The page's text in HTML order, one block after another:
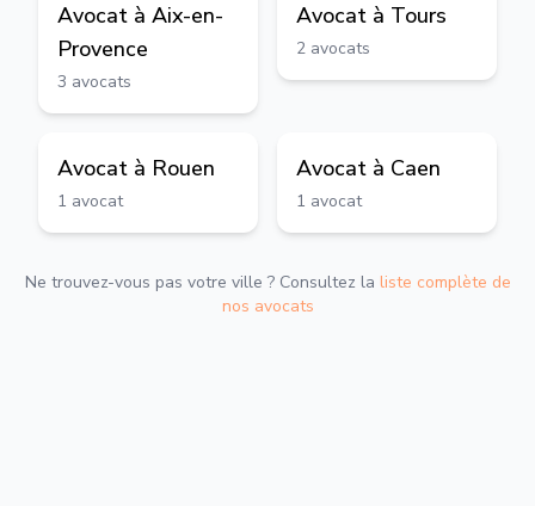
Avocat à Aix-en-
Provence
3 avocats
Avocat à Tours
2 avocats
Avocat à Rouen
1 avocat
Avocat à Caen
1 avocat
Ne trouvez-vous pas votre ville ? Consultez la liste complète de
nos avocats